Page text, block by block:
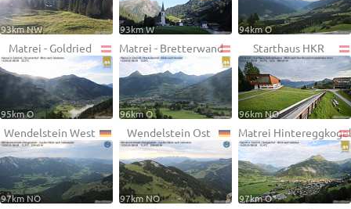
93km NW 93km W 94km O
Matrei - Goldried
95km O
Matrei - Bretterwand
96km O
Starthaus HKR
96km NO
Wendelstein West
97km NO
Wendelstein Ost
97km NO
Matrei Hintereggkogel
97km O